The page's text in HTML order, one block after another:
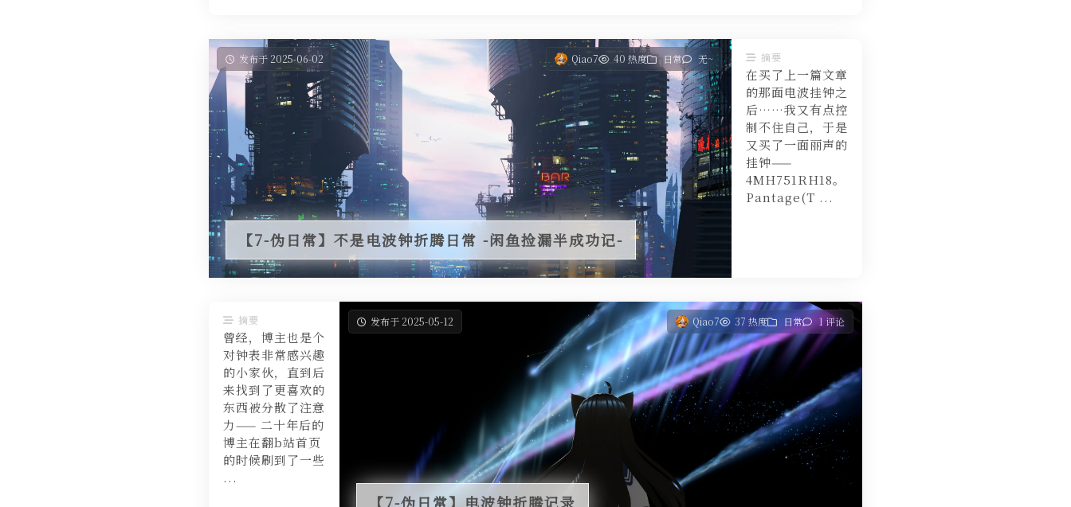
发布于 2025-06-02 Qiao7 40 热度 日常 无~
【7-伪日常】不是电波钟折腾日常 -闲鱼捡漏半成功记-
摘要
在买了上一篇文章
的那面电波挂钟之
后……我又有点控
制不住自己，于是
又买了一面丽声的
挂钟——
4MH751RH18。
Pantage(T ...
发布于 2025-05-12 Qiao7 37 热度 日常 1 评论
【7-伪日常】电波钟折腾记录
摘要
曾经，博主也是个
对钟表非常感兴趣
的小家伙，直到后
来找到了更喜欢的
东西被分散了注意
力—— 二十年后的
博主在翻b站首页
的时候刷到了一些
...